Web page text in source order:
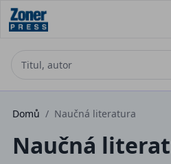
Domů / Naučná literatura
Naučná